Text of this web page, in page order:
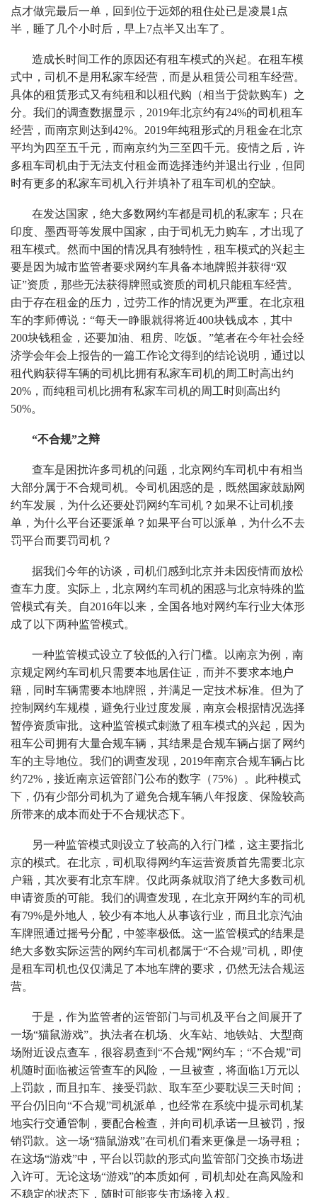
点才做完最后一单，回到位于远郊的租住处已是凌晨1点
半，睡了几个小时后，早上7点半又出车了。
造成长时间工作的原因还有租车模式的兴起。在租车模
式中，司机不是用私家车经营，而是从租赁公司租车经营。
具体的租赁形式又有纯租和以租代购（相当于贷款购车）之
分。我们的调查数据显示，2019年北京约有24%的司机租车
经营，而南京则达到42%。2019年纯租形式的月租金在北京
平均为四至五千元，而南京约为三至四千元。疫情之后，许
多租车司机由于无法支付租金而选择违约并退出行业，但同
时有更多的私家车司机入行并填补了租车司机的空缺。
在发达国家，绝大多数网约车都是司机的私家车；只在
印度、墨西哥等发展中国家，由于司机无力购车，才出现了
租车模式。然而中国的情况具有独特性，租车模式的兴起主
要是因为城市监管者要求网约车具备本地牌照并获得“双
证”资质，那些无法获得牌照或资质的司机只能租车经营。
由于存在租金的压力，过劳工作的情况更为严重。在北京租
车的李师傅说：“每天一睁眼就得将近400块钱成本，其中
200块钱租金，还要加油、租房、吃饭。”笔者在今年社会经
济学会年会上报告的一篇工作论文得到的结论说明，通过以
租代购获得车辆的司机比拥有私家车司机的周工时高出约
20%，而纯租司机比拥有私家车司机的周工时则高出约
50%。
“不合规”之辩
查车是困扰许多司机的问题，北京网约车司机中有相当
大部分属于不合规司机。令司机困惑的是，既然国家鼓励网
约车发展，为什么还要处罚网约车司机？如果不让司机接
单，为什么平台还要派单？如果平台可以派单，为什么不去
罚平台而要罚司机？
据我们今年的访谈，司机们感到北京并未因疫情而放松
查车力度。实际上，北京网约车司机的困惑与北京特殊的监
管模式有关。自2016年以来，全国各地对网约车行业大体形
成了以下两种监管模式。
一种监管模式设立了较低的入行门槛。以南京为例，南
京规定网约车司机只需要本地居住证，而并不要求本地户
籍，同时车辆需要本地牌照，并满足一定技术标准。但为了
控制网约车规模，避免行业过度发展，南京会根据情况选择
暂停资质审批。这种监管模式刺激了租车模式的兴起，因为
租车公司拥有大量合规车辆，其结果是合规车辆占据了网约
车的主导地位。我们的调查发现，2019年南京合规车辆占比
约72%，接近南京运管部门公布的数字（75%）。此种模式
下，仍有少部分司机为了避免合规车辆八年报废、保险较高
所带来的成本而处于不合规状态下。
另一种监管模式则设立了较高的入行门槛，这主要指北
京的模式。在北京，司机取得网约车运营资质首先需要北京
户籍，其次要有北京车牌。仅此两条就取消了绝大多数司机
申请资质的可能。我们的调查发现，在北京开网约车的司机
有79%是外地人，较少有本地人从事该行业，而且北京汽油
车牌照通过摇号分配，中签率极低。这一监管模式的结果是
绝大多数实际运营的网约车司机都属于“不合规”司机，即使
是租车司机也仅仅满足了本地车牌的要求，仍然无法合规运
营。
于是，作为监管者的运管部门与司机及平台之间展开了
一场“猫鼠游戏”。执法者在机场、火车站、地铁站、大型商
场附近设点查车，很容易查到“不合规”网约车；“不合规”司
机随时面临被运管查车的风险，一旦被查，将面临1万元以
上罚款，而且扣车、接受罚款、取车至少要耽误三天时间；
平台仍旧向“不合规”司机派单，也经常在系统中提示司机某
地实行交通管制，要配合检查，并向司机承诺一旦被罚，报
销罚款。这一场“猫鼠游戏”在司机们看来更像是一场寻租；
在这场“游戏”中，平台以罚款的形式向监管部门交换市场进
入许可。无论这场“游戏”的本质如何，司机却处在高风险和
不稳定的状态下，随时可能丧失市场接入权。